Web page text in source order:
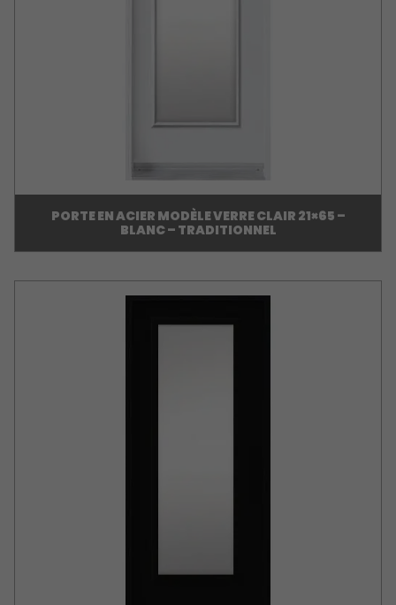
PORTE EN ACIER MODÈLE VERRE CLAIR 21×65 –
BLANC – TRADITIONNEL